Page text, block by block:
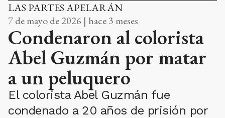
LAS PARTES APELARÁN
7 de mayo de 2026 | hace 3 meses
Condenaron al colorista
Abel Guzmán por matar
a un peluquero
El colorista Abel Guzmán fue
condenado a 20 años de prisión por